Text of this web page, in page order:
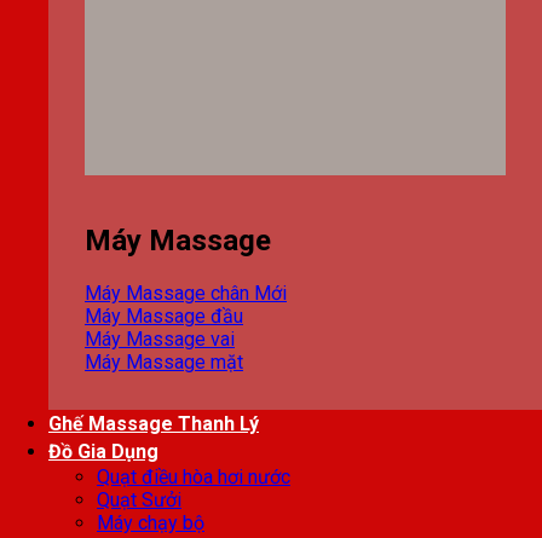
Máy Massage
Máy Massage chân
Máy Massage đầu
Máy Massage vai
Máy Massage mặt
Ghế Massage Thanh Lý
Đồ Gia Dụng
Quạt điều hòa hơi nước
Quạt Sưởi
Máy chạy bộ